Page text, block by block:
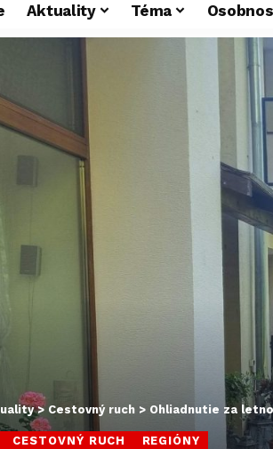
Aktuality Téma
> Cestovný ruch > Ohliadnutie za
CESTOVNÝ RUCH REGIÓNY